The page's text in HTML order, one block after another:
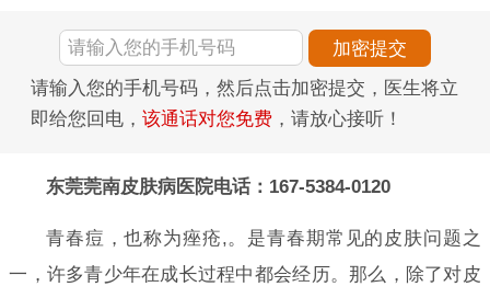
请输入您的手机号码，然后点击加密提交，医生将立
即给您回电， 该通话对您免费 ，请放心接听！
东莞莞南皮肤病医院电话：167-5384-0120
青春痘，也称为痤疮,。是青春期常见的皮肤问题之
一，许多青少年在成长过程中都会经历。那么，除了对皮